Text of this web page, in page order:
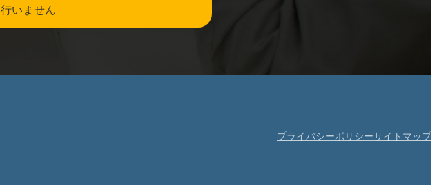
いません
プライバシーポリシーサイトマップ